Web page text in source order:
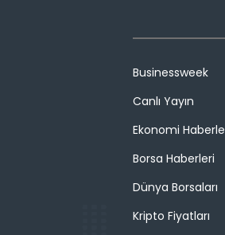
Businessweek
Canlı Yayın
Ekonomi
Borsa Haberleri
Dünya Borsaları
Kripto Fiyatları